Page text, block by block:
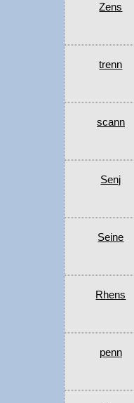
Zens
trenn
scann
Senj
Seine
Rhens
penn